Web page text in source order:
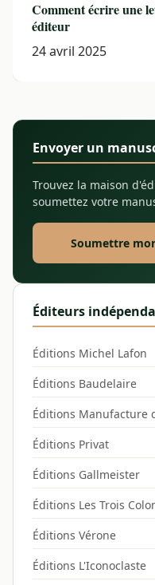
Comment écrire une
éditeur
24 avril 2025
Envoyer un
Trouvez la maison
soumettez votre
Soumettre
Éditeurs
Éditions Michel Lafon
Éditions Baudelaire
Éditions Manufacture
Éditions Privat
Éditions Gallmeister
Éditions Les Trois
Éditions Vérone
Éditions L'Iconoclaste